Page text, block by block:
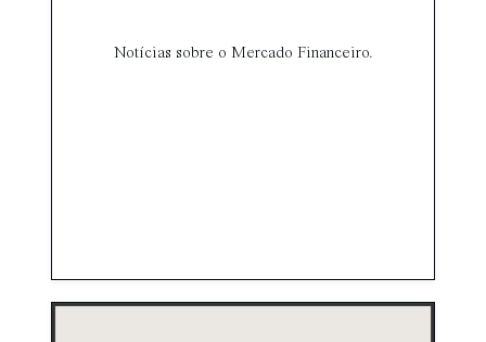
Notícias sobre o Mercado Financeiro.